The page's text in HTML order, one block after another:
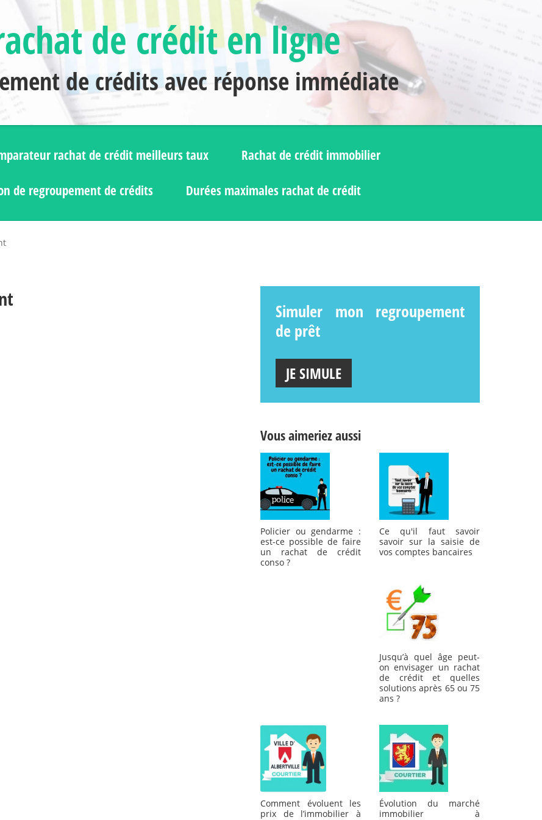
de crédit en ligne
de crédits avec réponse immédiate
rachat de crédit meilleurs taux Rachat de crédit immobilier
de regroupement de crédits Durées maximales rachat de crédit
Simuler mon regroupement
de prêt
JE SIMULE
Vous aimeriez aussi
Policier ou gendarme :
est-ce possible de faire
un rachat de crédit
conso ?
Ce qu'il faut savoir
savoir sur la saisie de
vos comptes bancaires
Jusqu’à quel âge peut-
on envisager un rachat
de crédit et quelles
solutions après 65 ou 75
ans ?
Comment évoluent les
prix de l’immobilier à
Évolution du marché
immobilier à